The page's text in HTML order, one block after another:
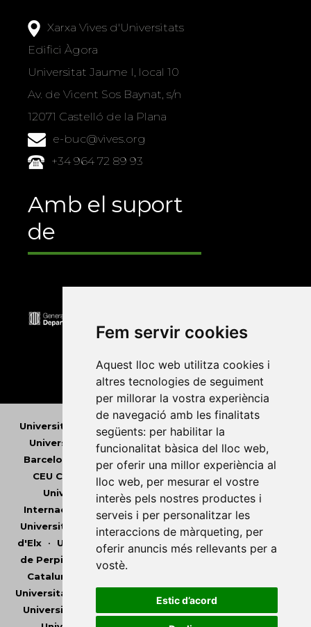
Fem servir cookies
Aquest lloc web utilitza cookies i
altres tecnologies de seguiment
per millorar la vostra experiència
de navegació amb les finalitats
següents: per habilitar la
funcionalitat bàsica del lloc web,
per oferir una millor experiència al
lloc web, per mesurar el vostre
interès pels nostres productes i
serveis i per personalitzar les
interaccions de màrqueting, per
oferir anuncis més rellevants per a
vostè.
Estic d’acord
Xarxa Vives d'Universitats
Edifici Àgora
Universitat Jaume I, local 10
Av. de Vicent Sos Baynat, s/n
12071 Castelló de la Plana
e-buc@vives.org
+34 964 72 89 93
Amb el suport
de
Universitat Abat Oliba CEU •Universitat d'Alacant
Universitat d'Andorra
•
Universitat Autònoma de
Barcelona
Universitat de Barcelona
Universitat
CEU Cardenal Herrera
Universitat de Girona
Universitat de les Illes Balears
Universitat
Internacional de Catalunya
Universitat Jaume I
Universitat de Lleida
• Universitat Miguel Hernández
d'Elx• Universitat Oberta de Catalunya •Universitat
de Perpinyà Via Domitia
Catalunya
Universitat Pompeu Fabra
Universitat Rovira i Virgili
•